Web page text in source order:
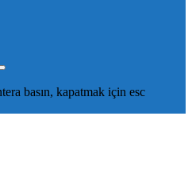
basın, kapatmak için esc